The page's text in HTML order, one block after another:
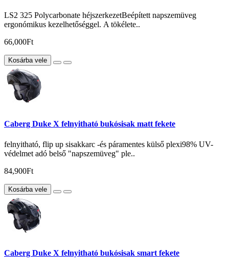
LS2 325 Polycarbonate héjszerkezetBeépített napszemüveg
ergonómikus kezelhetőséggel. A tökélete..
66,000Ft
Kosárba vele
Caberg Duke X felnyitható bukósisak matt fekete
felnyitható, flip up sisakkarc -és páramentes külső plexi98% UV-
védelmet adó belső "napszemüveg" ple..
84,900Ft
Kosárba vele
Caberg Duke X felnyitható bukósisak smart fekete